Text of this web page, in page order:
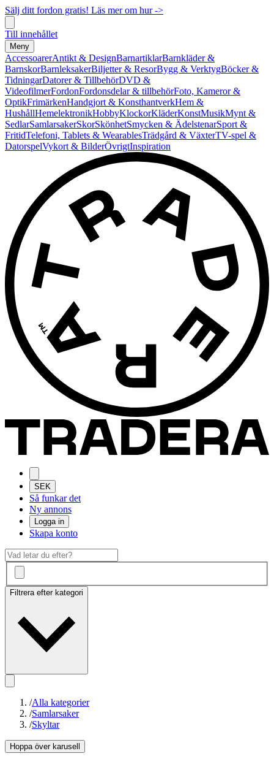
Sälj ditt fordon gratis! Läs mer om hur ->
Till innehållet
Meny
AccessoarerAntikt & DesignBarnartiklarBarnkläder &
BarnskorBarnleksakerBiljetter & ResorBygg & VerktygBöcker &
TidningarDatorer & TillbehörDVD &
VideofilmerFordonFordonsdelar & tillbehörFoto, Kameror &
OptikFrimärkenHandgjort & KonsthantverkHem &
HushållHemelektronikHobbyKlockorKläderKonstMusikMynt &
SedlarSamlarsakerSkorSkönhetSmycken & ÄdelstenarSport &
FritidTelefoni, Tablets & WearablesTrädgård & VäxterTV-spel &
DatorspelVykort & BilderÖvrigtInspiration
SEK
Så funkar det
Ny annons
Logga in
Skapa konto
Filtrera efter kategori
/Alla kategorier
/Samlarsaker
/Skyltar
Hoppa över karusell